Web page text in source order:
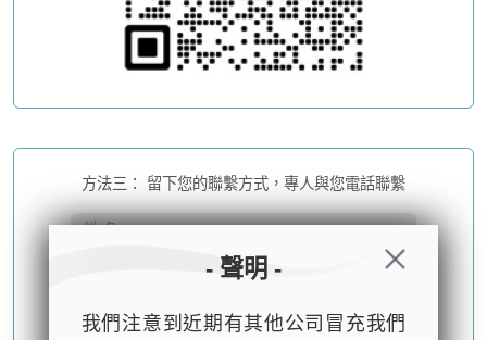
方法三： 留下您的聯繫方式，專人與您電話聯繫
- 聲明 -
我們注意到近期有其他公司冒充我們